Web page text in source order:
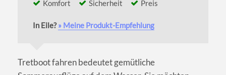
Komfort
Sicherheit Preis
In Eile?» Meine Produkt-Empfehlung
Tretboot fahren bedeutet gemütliche